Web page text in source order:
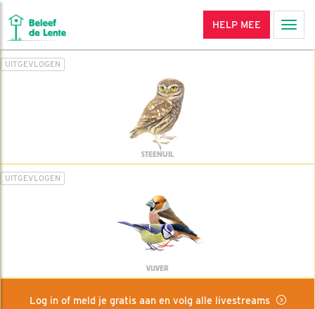
HELP MEE
UITGEVLOGEN
STEENUIL
UITGEVLOGEN
VIJVER
Log in of meld je gratis aan en volg alle livestreams